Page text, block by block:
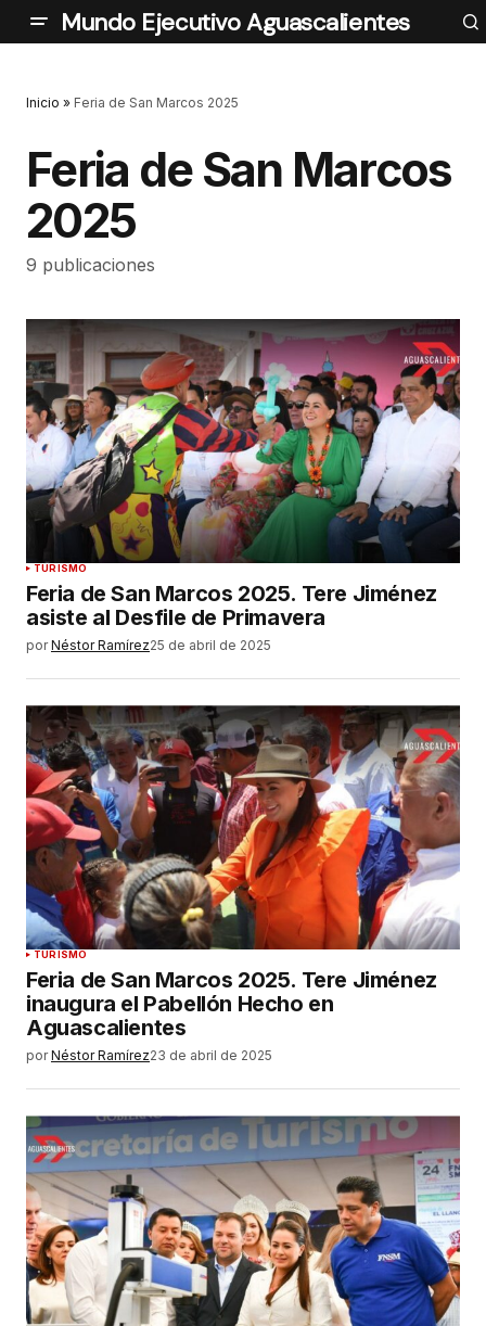
Mundo Ejecutivo Aguascalientes
Inicio » Feria de San Marcos 2025
Feria de San Marcos
2025
9 publicaciones
TURISMO
Feria de San Marcos 2025. Tere Jiménez
asiste al Desfile de Primavera
por Néstor Ramírez25 de abril de 2025
TURISMO
Feria de San Marcos 2025. Tere Jiménez
inaugura el Pabellón Hecho en
Aguascalientes
por Néstor Ramírez23 de abril de 2025